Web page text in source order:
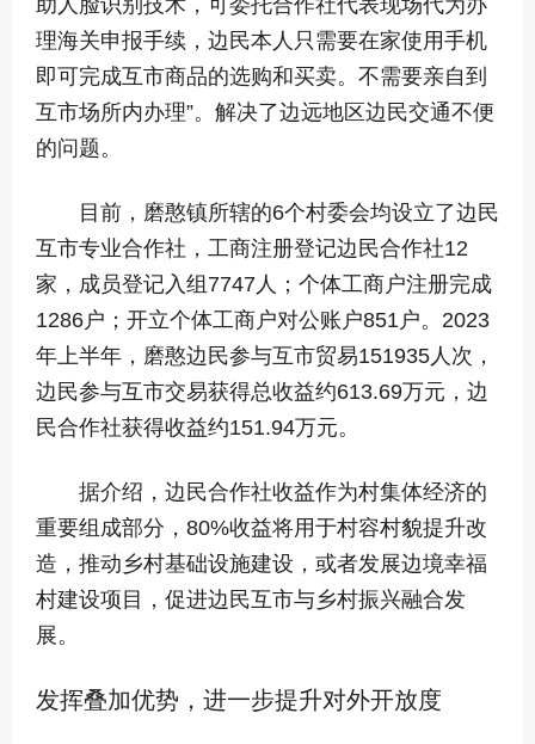
助人脸识别技术，可委托合作社代表现场代为办
理海关申报手续，边民本人只需要在家使用手机
即可完成互市商品的选购和买卖。不需要亲自到
互市场所内办理”。解决了边远地区边民交通不便
的问题。
目前，磨憨镇所辖的6个村委会均设立了边民
互市专业合作社，工商注册登记边民合作社12
家，成员登记入组7747人；个体工商户注册完成
1286户；开立个体工商户对公账户851户。2023
年上半年，磨憨边民参与互市贸易151935人次，
边民参与互市交易获得总收益约613.69万元，边
民合作社获得收益约151.94万元。
据介绍，边民合作社收益作为村集体经济的
重要组成部分，80%收益将用于村容村貌提升改
造，推动乡村基础设施建设，或者发展边境幸福
村建设项目，促进边民互市与乡村振兴融合发
展。
发挥叠加优势，进一步提升对外开放度